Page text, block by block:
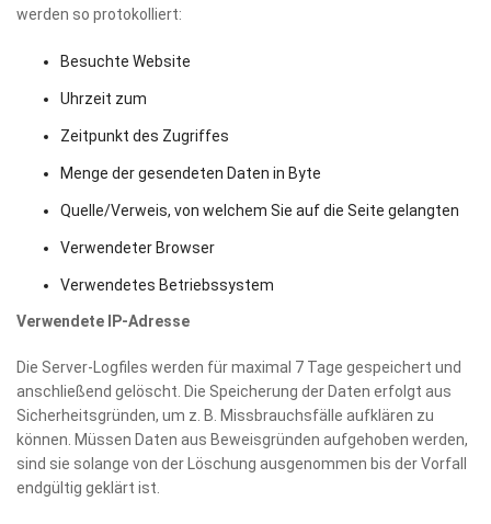
werden so protokolliert:
Besuchte Website
Uhrzeit zum
Zeitpunkt des Zugriffes
Menge der gesendeten Daten in Byte
Quelle/Verweis, von welchem Sie auf die Seite gelangten
Verwendeter Browser
Verwendetes Betriebssystem
Verwendete IP-Adresse
Die Server-Logfiles werden für maximal 7 Tage gespeichert und
anschließend gelöscht. Die Speicherung der Daten erfolgt aus
Sicherheitsgründen, um z. B. Missbrauchsfälle aufklären zu
können. Müssen Daten aus Beweisgründen aufgehoben werden,
sind sie solange von der Löschung ausgenommen bis der Vorfall
endgültig geklärt ist.